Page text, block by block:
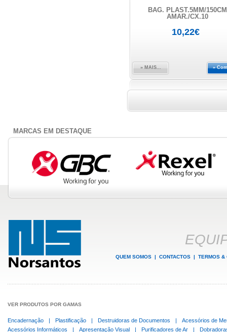
BAG. PLAST.5MM/150CM
AMAR./CX.10
10,22€
»
» MAIS...
MARCAS EM DESTAQUE
QUEM SOMOS | CONTACTOS | TERMOS &
VER PRODUTOS POR GAMAS
Encadernação | Plastificação | Destruidoras de Documentos |
Acessórios de
Acessórios Informáticos
| Apresentação Visual | Purificadores de Ar |